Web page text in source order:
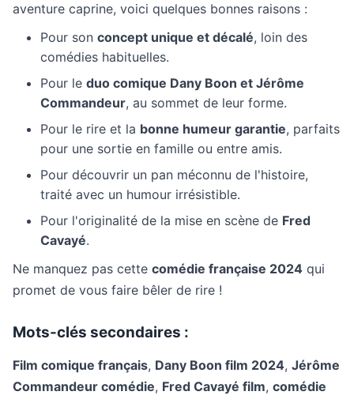
aventure caprine, voici quelques bonnes raisons :
Pour son concept unique et décalé, loin des
comédies habituelles.
Pour le duo comique Dany Boon et Jérôme
Commandeur, au sommet de leur forme.
Pour le rire et la bonne humeur garantie, parfaits
pour une sortie en famille ou entre amis.
Pour découvrir un pan méconnu de l'histoire,
traité avec un humour irrésistible.
Pour l'originalité de la mise en scène de Fred
Cavayé.
Ne manquez pas cette comédie française 2024 qui
promet de vous faire bêler de rire !
Mots-clés secondaires :
Film comique français, Dany Boon film 2024, Jérôme
Commandeur comédie, Fred Cavayé film, comédie